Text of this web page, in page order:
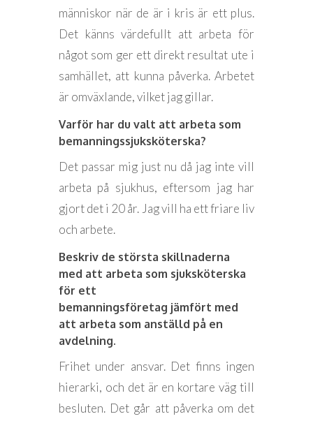
människor när de är i kris är ett plus.
Det känns värdefullt att arbeta för
något som ger ett direkt resultat ute i
samhället, att kunna påverka. Arbetet
är omväxlande, vilket jag gillar.
Varför har du valt att arbeta som
bemanningssjuksköterska?
Det passar mig just nu då jag inte vill
arbeta på sjukhus, eftersom jag har
gjort det i 20 år. Jag vill ha ett friare liv
och arbete.
Beskriv de största skillnaderna
med att arbeta som sjuksköterska
för ett
bemanningsföretag jämfört med
att arbeta som anställd på en
avdelning.
Frihet under ansvar. Det finns ingen
hierarki, och det är en kortare väg till
besluten. Det går att påverka om det